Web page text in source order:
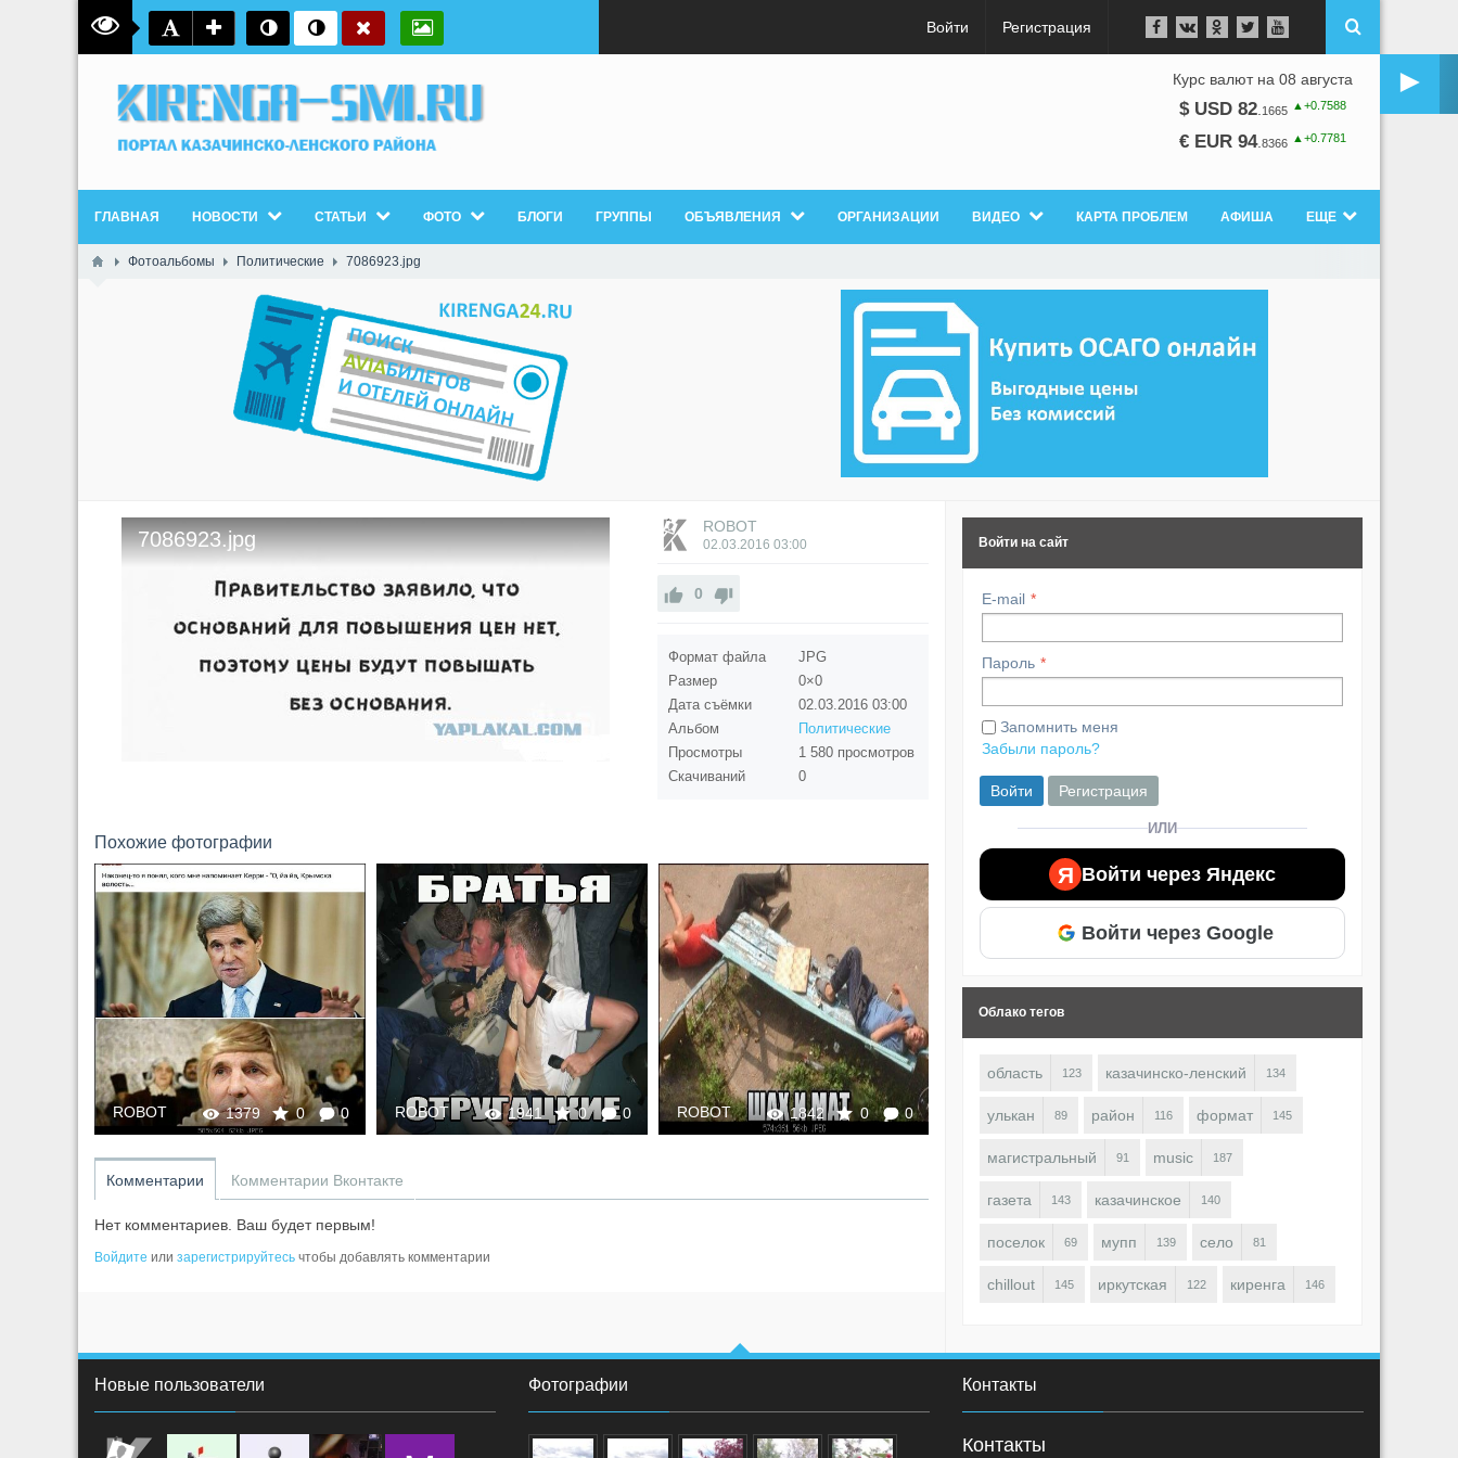
Войти Регистрация
►
Курс валют на 08 августа
$ USD 82 1665 ▲+0.7588
€ EUR 94. 8366 ▲+0.7781
ГЛАВНАЯ НОВОСТИ СТАТЬИ ФОТО БЛОГИ ГРУППЫ ОБЪЯВЛЕНИЯ ОРГАНИЗАЦИИ ВИДЕО КАРТА ПРОБЛЕМ АФИША ЕЩЕ
Фотоальбомы Политические 7086923.jpg
7086923.jpg
ROBOT
02.03.2016 03:00
0
Формат файла
JPG
Размер
0×0
Дата съёмки
02.03.2016 03:00
Альбом
Политические
Просмотры
1 580 просмотров
Скачиваний
0
Похожие фотографии
1379 0 0
ROBOT 1941 0 0
ROBOT 1842 0 0
ROBOT 1845
ROBOT ROBOT
Комментарии Комментарии Вконтакте
Нет комментариев. Ваш будет первым!
Войдите или зарегистрируйтесь чтобы добавлять комментарии
Войти на сайт
E-mail
Пароль
Запомнить меня
Забыли пароль?
Войти Регистрация
ИЛИ
Я Войти через Яндекс
Войти через Google
Облако тегов
область 123 казачинско-ленский 134
улькан 89 район 116 формат 145
магистральный 91 music 187
газета 143 казачинское 140
поселок 69 мупп 139 село 81
chillout 145 иркутская 122 киренга 146
Новые пользователи Фотографии Контакты
Контакты